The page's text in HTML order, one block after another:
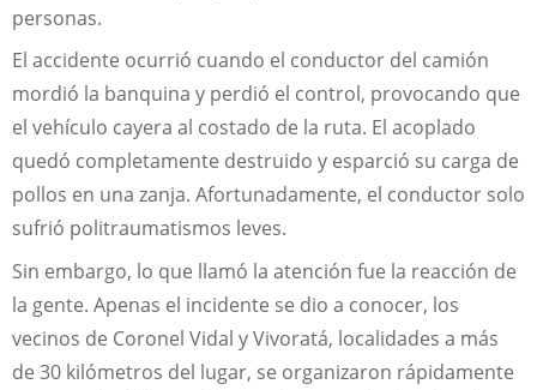
personas.
El accidente ocurrió cuando el conductor del camión
mordió la banquina y perdió el control, provocando que
el vehículo cayera al costado de la ruta. El acoplado
quedó completamente destruido y esparció su carga de
pollos en una zanja. Afortunadamente, el conductor solo
sufrió politraumatismos leves.
Sin embargo, lo que llamó la atención fue la reacción de
la gente. Apenas el incidente se dio a conocer, los
vecinos de Coronel Vidal y Vivoratá, localidades a más
de 30 kilómetros del lugar, se organizaron rápidamente